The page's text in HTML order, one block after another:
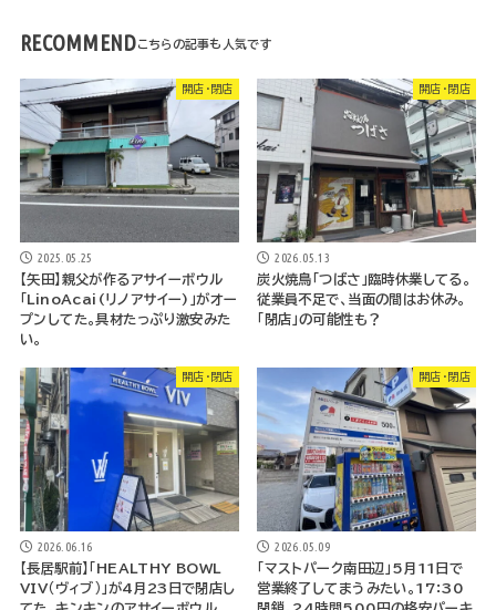
RECOMMEND
開店・閉店
2025.05.25
【矢田】親父が作るアサイーボウル
「LinoAcai(リノアサイー)」がオー
プンしてた。具材たっぷり激安みた
い。
開店・閉店
2026.05.13
炭火焼鳥「つばさ」臨時休業してる。
従業員不足で、当面の間はお休み。
「閉店」の可能性も？
開店・閉店
2026.06.16
【長居駅前】「HEALTHY BOWL
VIV（ヴィブ）」が4月23日で閉店し
開店・閉店
2026.05.09
「マストパーク南田辺」5月11日で
営業終了してまうみたい。17：30